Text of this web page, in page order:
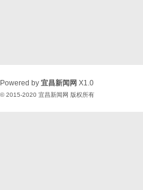
Powered by 宜昌新闻网 X1.0
© 2015-2020 宜昌新闻网 版权所有